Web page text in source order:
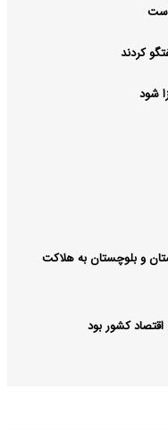
کردند
شود
و بلوچستان به هلاکت
کشور بود